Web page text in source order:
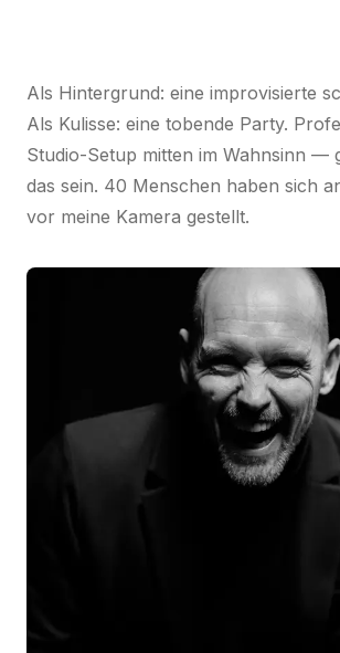
Als Hintergrund: eine improvisierte
Als Kulisse: eine tobende Party.
Studio-Setup mitten im Wahnsinn —
das sein. 40 Menschen haben sich
vor meine Kamera gestellt.